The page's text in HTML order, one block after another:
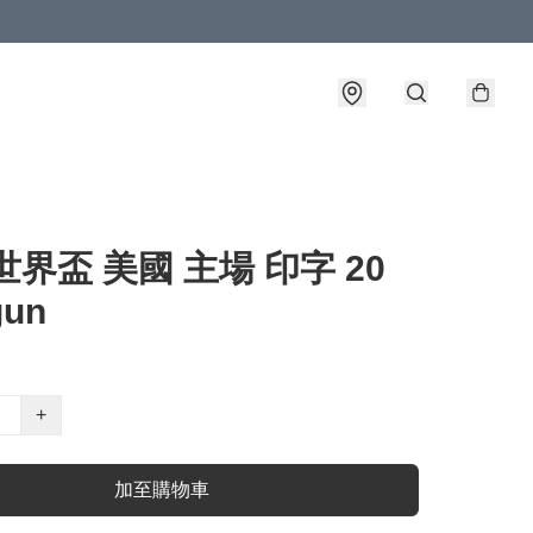
界盃 美國 主場 印字 20
+
加至購物車